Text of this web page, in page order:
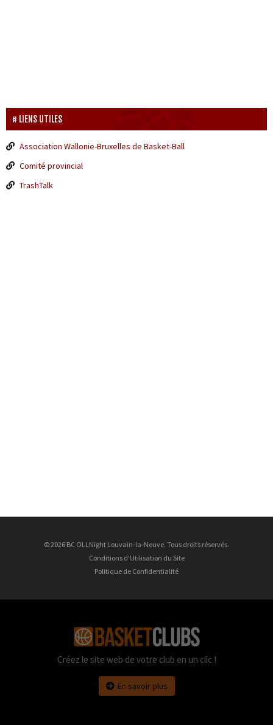
LIENS UTILES
Association Wallonie-Bruxelles de Basket-Ball
Comité provincial
TrashTalk
© 2026 BC OLLNight Louvain-la-Neuve. Tous droits réservés.
Conditions d'Utilisation du Site
Politique de Confidentialité
Créez le site web de votre club en un clic !
En savoir plus